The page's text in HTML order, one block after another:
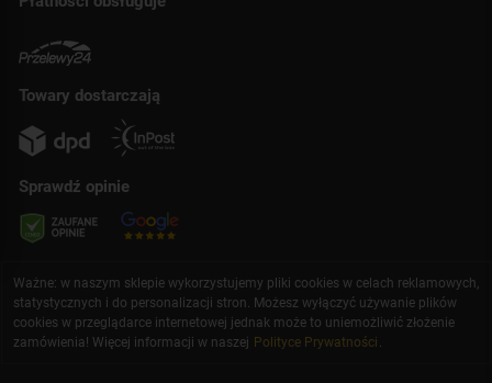
Towary dostarczają
Sprawdź opinie
Ważne: w naszym sklepie wykorzystujemy pliki cookies w celach reklamowych,
statystycznych i do personalizacji stron. Możesz wyłączyć używanie plików
cookies w przeglądarce internetowej jednak może to uniemożliwić złożenie
zamówienia! Więcej informacji w naszej Polityce Prywatności .